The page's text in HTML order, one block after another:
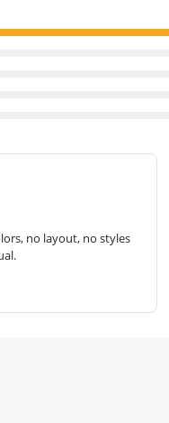
no layout, no styles